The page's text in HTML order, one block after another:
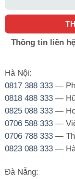
Thông tin liên hệ
Hà Nội:
0817 388 333—
0818 488 333—
0825 088 333—
0706 588 333—
0706 788 333—
0823 088 333— Hà
Đà Nẵng: